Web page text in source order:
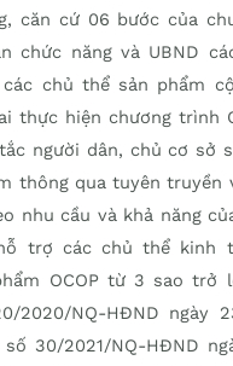
căn cứ 06 bước của
chức năng và UBND
chủ thể sản phẩm
thực hiện chương trình
người dân, chủ cơ sở
thông qua tuyên truyền
nhu cầu và khả năng
trợ các chủ thể kinh
OCOP từ 3 sao trở
2020/NQ-HĐND ngày
30/2021/NQ-HĐND